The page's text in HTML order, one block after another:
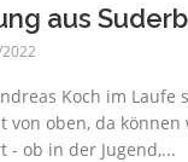
aus
Koch im Laufe
von oben, da
- ob in der Jugend,...